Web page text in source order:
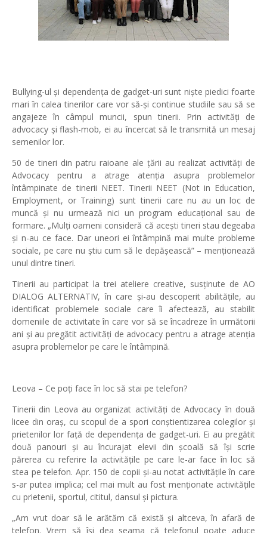
Bullying-ul și dependența de gadget-uri sunt niște piedici foarte
mari în calea tinerilor care vor să-și continue studiile sau să se
angajeze în câmpul muncii, spun tinerii. Prin activități de
advocacy și flash-mob, ei au încercat să le transmită un mesaj
semenilor lor.
50 de tineri din patru raioane ale țării au realizat activități de
Advocacy pentru a atrage atenția asupra problemelor
întâmpinate de tinerii NEET. Tinerii NEET (Not in Education,
Employment, or Training) sunt tinerii care nu au un loc de
muncă și nu urmează nici un program educațional sau de
formare. „Mulți oameni consideră că acești tineri stau degeaba
și n-au ce face. Dar uneori ei întâmpină mai multe probleme
sociale, pe care nu știu cum să le depășească” – menționează
unul dintre tineri.
Tinerii au participat la trei ateliere creative, susținute de AO
DIALOG ALTERNATIV, în care și-au descoperit abilitățile, au
identificat problemele sociale care îi afectează, au stabilit
domeniile de activitate în care vor să se încadreze în următorii
ani și au pregătit activități de advocacy pentru a atrage atenția
asupra problemelor pe care le întâmpină.
Leova – Ce poți face în loc să stai pe telefon?
Tinerii din Leova au organizat activități de Advocacy în două
licee din oraș, cu scopul de a spori conștientizarea colegilor și
prietenilor lor față de dependența de gadget-uri. Ei au pregătit
două panouri și au încurajat elevii din școală să își scrie
părerea cu referire la activitățile pe care le-ar face în loc să
stea pe telefon. Apr. 150 de copii și-au notat activitățile în care
s-ar putea implica; cel mai mult au fost menționate activitățile
cu prietenii, sportul, cititul, dansul și pictura.
„Am vrut doar să le arătăm că există și altceva, în afară de
telefon. Vrem să își dea seama că telefonul poate aduce